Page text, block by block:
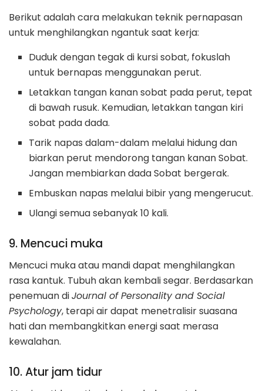
Berikut adalah cara melakukan teknik pernapasan
untuk menghilangkan ngantuk saat kerja:
Duduk dengan tegak di kursi sobat, fokuslah
untuk bernapas menggunakan perut.
Letakkan tangan kanan sobat pada perut, tepat
di bawah rusuk. Kemudian, letakkan tangan kiri
sobat pada dada.
Tarik napas dalam-dalam melalui hidung dan
biarkan perut mendorong tangan kanan Sobat.
Jangan membiarkan dada Sobat bergerak.
Embuskan napas melalui bibir yang mengerucut.
Ulangi semua sebanyak 10 kali.
9. Mencuci muka
Mencuci muka atau mandi dapat menghilangkan
rasa kantuk. Tubuh akan kembali segar. Berdasarkan
penemuan diJournal of Personality and Social
Psychology, terapi air dapat menetralisir suasana
hati dan membangkitkan energi saat merasa
kewalahan.
10. Atur jam tidur